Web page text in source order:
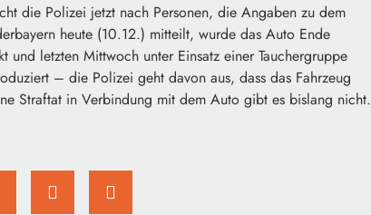
die Polizei jetzt nach Personen, die Angaben zu dem
heute (10.12.) mitteilt, wurde das Auto Ende
letzten Mittwoch unter Einsatz einer Tauchergruppe
– die Polizei geht davon aus, dass das Fahrzeug
Straftat in Verbindung mit dem Auto gibt es bislang nicht.